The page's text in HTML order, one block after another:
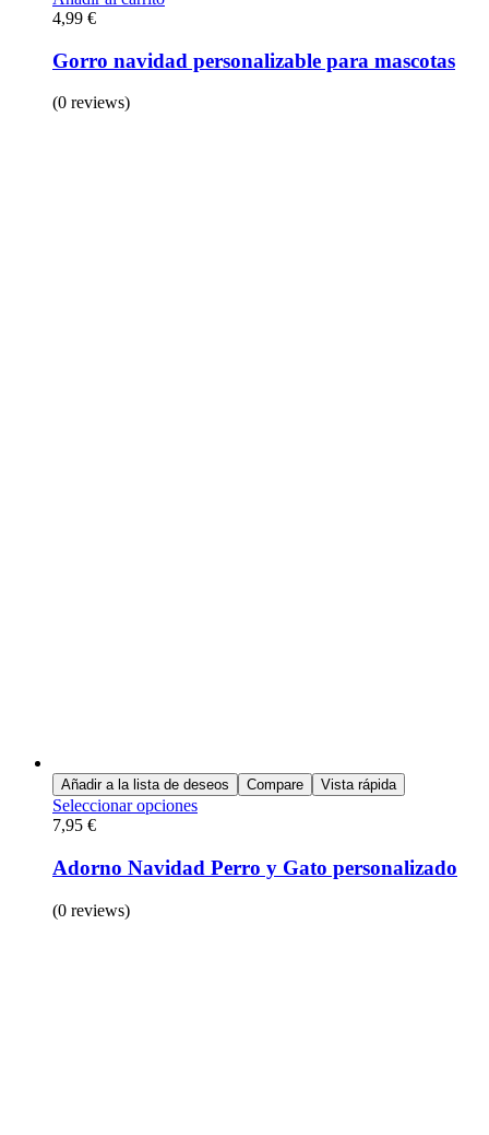
4,99 €
Gorro navidad personalizable para mascotas
(0 reviews)
Añadir a la lista de deseos Compare Vista rápida
Seleccionar opciones
7,95 €
Adorno Navidad Perro y Gato personalizado
(0 reviews)